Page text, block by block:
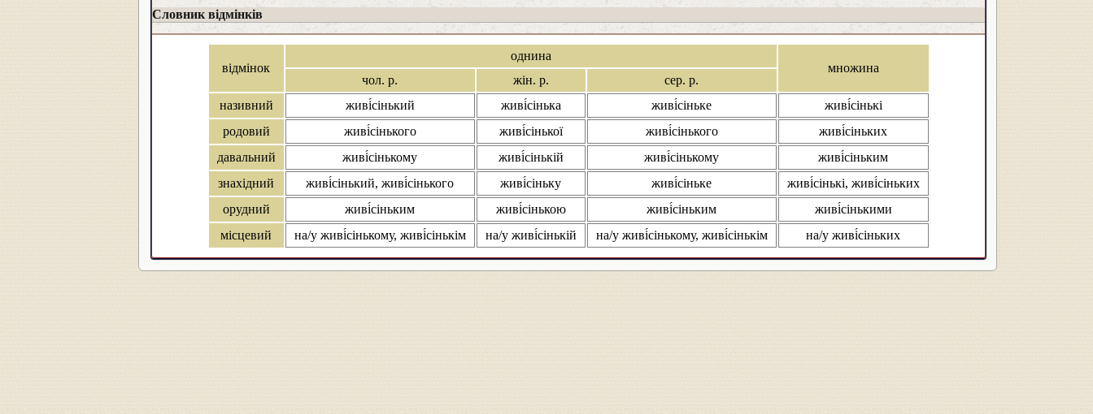
Словник відмінків
відмінок
однина
множина
чол. р.
жін. р.
сер. р.
називний
живі́сінький живі́сінька живі́сіньке
живі́сінькі
родовий
живі́сінького живі́сінької живі́сінького
живі́сіньких
давальний
живі́сінькому живі́сінькій живі́сінькому
живі́сіньким
знахідний
живі́сінький, живі́сінького живі́сіньку живі́сіньке
живі́сінькі, живі́сіньких
орудний
живі́сіньким живі́сінькою живі́сіньким
живі́сінькими
місцевий
на/у живі́сінькому, живі́сінькім на/у живі́сінькій на/у живі́сінькому, живі́сінькім на/у живі́сіньких